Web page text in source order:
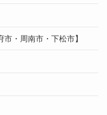
・周南市・下松市】